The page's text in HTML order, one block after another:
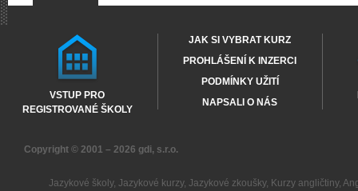
VSTUP PRO
REGISTROVANÉ ŠKOLY
JAK SI VYBRAT KURZ
PROHLÁŠENÍ K INZERCI
PODMÍNKY UŽITÍ
NAPSALI O NÁS
Copyright © 2001 – 2026 gdi, s.r.o.
Jazykové školy, Jazykové kurzy, Jazykové zkoušky, Kurzy angličtiny,